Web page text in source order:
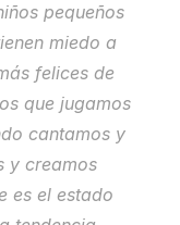
pequeños
miedo a
felices de
que jugamos
cantamos y
y creamos
es el estado